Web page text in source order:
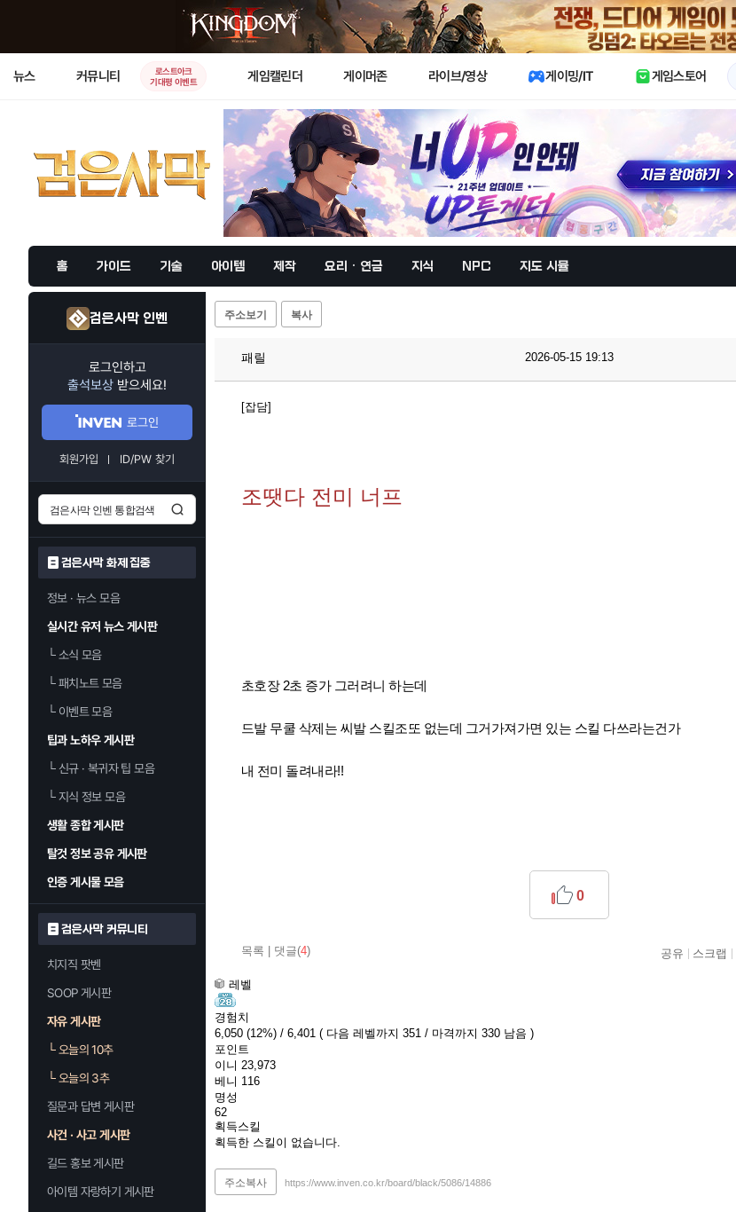
X
뉴스 커뮤니티
로스트아크
기대평 이벤트
게임캘린더 게이머존 라이브/영상 게이밍/IT 게임스토어
홈 가이드 기술 아이템 제작 요리 · 연금 지식 NPC 지도 시뮬
검은사막 인벤
로그인하고
출석보상 받으세요!
로그인
회원가입 ID/PW 찾기
검은사막 화제 집중
정보 · 뉴스 모음
실시간 유저 뉴스 게시판
└소식 모음
└패치노트 모음
└이벤트 모음
팁과 노하우 게시판
└신규 · 복귀자 팁 모음
└지식 정보 모음
생활 종합 게시판
탈것 정보 공유 게시판
인증 게시물 모음
검은사막 커뮤니티
치지직 팟벤
SOOP 게시판
자유 게시판
└오늘의 10추
└오늘의 3추
질문과 답변 게시판
사건 · 사고 게시판
길드 홍보 게시판
아이템 자랑하기 게시판
주소보기 복사
패릴 2026-05-15 19:13
[잡담]
조땟다 전미 너프
초호장 2초 증가 그러려니 하는데
드발 무쿨 삭제는 씨발 스킬조또 없는데 그거가져가면 있는 스킬 다쓰라는건가
내 전미 돌려내라!!
목록 댓글(4)
0
공유 스크랩
레벨
경험치
6,050 (12%) / 6,401 ( 다음 레벨까지 351 / 마격까지 330 남음 )
포인트
이니 23,973
베니 116
명성
62
획득스킬
획득한 스킬이 없습니다.
주소복사 https://www.inven.co.kr/board/black/5086/14886